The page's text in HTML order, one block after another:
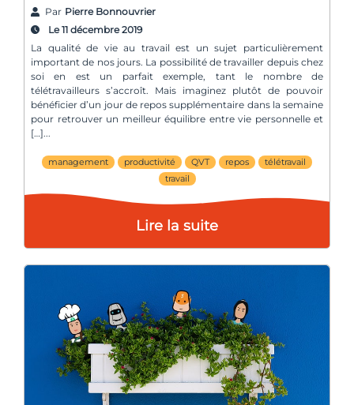
Par Pierre Bonnouvrier
Le 11 décembre 2019
La qualité de vie au travail est un sujet particulièrement
important de nos jours. La possibilité de travailler depuis chez
soi en est un parfait exemple, tant le nombre de
télétravailleurs s’accroît. Mais imaginez plutôt de pouvoir
bénéficier d’un jour de repos supplémentaire dans la semaine
pour retrouver un meilleur équilibre entre vie personnelle et
[…]
management productivité QVT repos
télétravail
travail
Lire la suite